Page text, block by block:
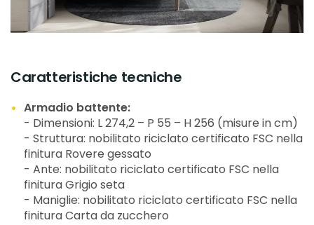
Caratteristiche tecniche
Armadio battente:
- Dimensioni: L 274,2 – P 55 – H 256 (misure in cm)
- Struttura: nobilitato riciclato certificato FSC nella
finitura Rovere gessato
- Ante: nobilitato riciclato certificato FSC nella
finitura Grigio seta
- Maniglie: nobilitato riciclato certificato FSC nella
finitura Carta da zucchero